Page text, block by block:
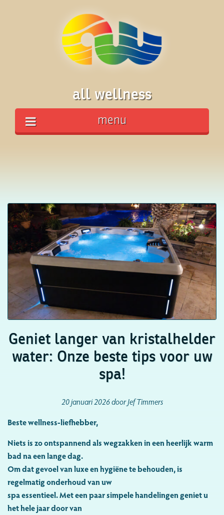
all wellness
menu
Geniet langer van kristalhelder
water: Onze beste tips voor uw
spa!
20 januari 2026 door Jef Timmers
Beste wellness-liefhebber,
Niets is zo ontspannend als wegzakken in een heerlijk warm
bad na een lange dag.
Om dat gevoel van luxe en hygiëne te behouden, is
regelmatig onderhoud van uw
spa essentieel. Met een paar simpele handelingen geniet u
het hele jaar door van